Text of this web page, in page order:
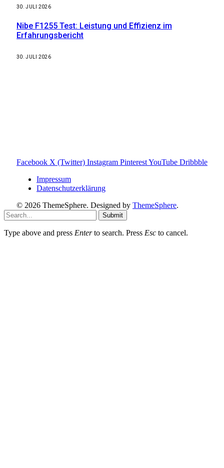
30. JULI 2026
Nibe F1255 Test: Leistung und Effizienz im
Erfahrungsbericht
30. JULI 2026
Facebook X (Twitter) Instagram PinterestYouTube Dribbble
Impressum
Datenschutzerklärung
© 2026 ThemeSphere. Designed by ThemeSphere.
Submit
Type above and press Enterto search. Press Esc to cancel.